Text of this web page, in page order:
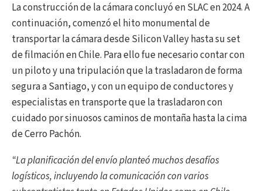
La construcción de la cámara concluyó en SLAC en 2024. A
continuación, comenzó el hito monumental de
transportar la cámara desde Silicon Valley hasta su set
de filmación en Chile. Para ello fue necesario contar con
un piloto y una tripulación que la trasladaron de forma
segura a Santiago, y con un equipo de conductores y
especialistas en transporte que la trasladaron con
cuidado por sinuosos caminos de montaña hasta la cima
de Cerro Pachón.
“La planificación del envío planteó muchos desafíos
logísticos, incluyendo la comunicación con varios